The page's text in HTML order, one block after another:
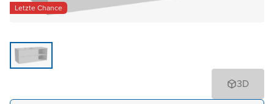
Letzte Chance
3D